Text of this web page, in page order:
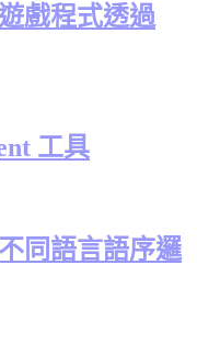
戲程式透過
工具
同語言語序邏